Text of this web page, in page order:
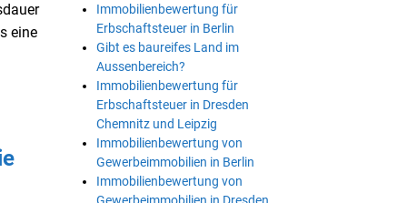
eine
Immobilienbewertung für
Erbschaftsteuer in Berlin
Gibt es baureifes Land im
Aussenbereich?
Immobilienbewertung für
Erbschaftsteuer in Dresden
Chemnitz und Leipzig
Immobilienbewertung von
Gewerbeimmobilien in Berlin
Immobilienbewertung von
Gewerbeimmobilien in Dresden